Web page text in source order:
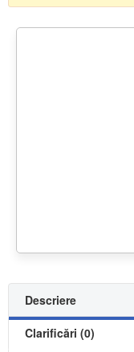
Descriere
Clarificări (0)